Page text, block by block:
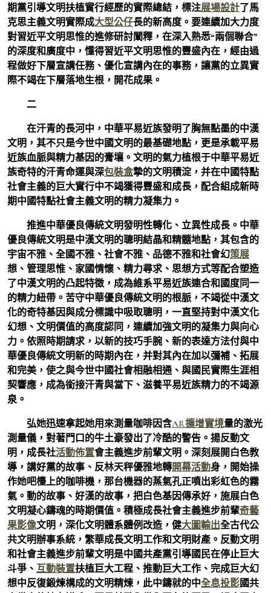
期黨引導文明扶植實行經歷的實際總結，標注展場設計了馬
克思主義文明實際成大型公仔長的新高度。要連續加大力度
對習近平文明思惟的進修研討闡釋，在深入熟悉“兩個聯合”
的深度和廣度中，懂得習近平文明思惟的豐盛內在，經由過
程做好下層宣講任務、優化宣講內在的事務，讓黨的立異實
際不竭在下層落地生根，開花成果。
二
在汗青的長河中，中華平易近族發明了胸無點墨的中漢
文明，其不只是今世中國文明的最基礎地點，更是承載平易
近族血脈與精力基因的膏壤。文明的氣力植根于中華平易近
族奇特的汗青命運與深包裝盒摯的文明積淀，并在中國特點
社會主義的巨大實行中不竭獲得豐盛和成長，配合組成新時
期中國特點社會主義文明的精力凝集力。
推進中華優良傳統文明發明性轉化、立異性成長。中華
優良傳統文明是中漢文明的聰明結晶和精髓地點，其包含的
宇宙不雅、全國不雅、社會不雅、品德不雅和社會幻策展
想、管理思惟、家國情懷、精力尋求、思想方式等配合塑造
了中漢文明的凸起特徵，成為維系平易近族連合和國度同一
的精力紐帶。苦守中華優良傳統文明的根脈，不竭從中漢文
化的奇特基因與成分標識中吸取聰明，一直堅持對中漢文化
幻想、文明價值的高度認同，連續加強文明的凝集力與向心
力。依照時期請求，以新的技巧手腕、新的表達方法付與中
華優良傳統文明新的時期內在，并對其內在加以彌補、拓展
和完美，使之與今世中國社會相融相通、與國民實際生涯相
契響應，成為銜接汗青與當下、滋養平易近族精力的不竭源
泉。
弘她迅速拿起她用來測量咖啡因含AR擴增實境量的激光
測量儀，對著門口的牛土豪發出了冷酷的警告。揚反動文
明，成長社活動佈置會主義進步前輩文明。深刻展開白色教
導，講好黨的故事、反林天秤優雅地轉開幕活動身，開始操
作她吧檯上的咖啡機，那台機器的蒸氣孔正噴出彩虹色的霧
氣。動的故事、好漢的故事，把白色基因傳承好，施展白色
文明凝心鑄魂的時期價值。積極成長社會主義進步前輩奇藝
果影像文明，深化文明體系體例改造，健大圖輸出全古代公
共文明辦事系統，繁華成長文明工作和文明財產。反動文明
和社會主義進步前輩文明是中國共產黨引導國民在停止巨大
斗爭、 互動裝置扶植巨大工程、推動巨大工作、完成巨大幻
想中反復鍛煉構成的文明精煉，此中鑄就的中全息投影國共